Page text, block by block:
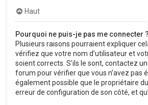
Haut
Pourquoi ne puis-je pas me connecter ?
Plusieurs raisons pourraient expliquer
vérifiez que votre nom d’utilisateur et
soient corrects. S’ils le sont, contactez
forum pour vérifier que vous n’avez pas
également possible que le propriétaire
erreur de configuration de son côté, et